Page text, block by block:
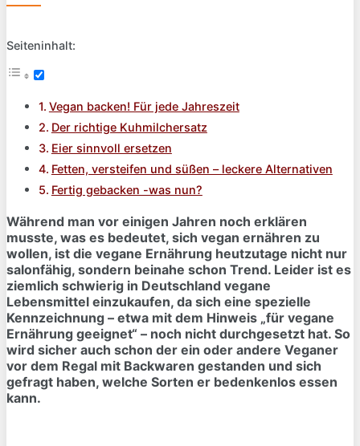
Seiteninhalt:
Vegan backen! Für jede Jahreszeit
Der richtige Kuhmilchersatz
Eier sinnvoll ersetzen
Fetten, versteifen und süßen – leckere Alternativen
Fertig gebacken -was nun?
Während man vor einigen Jahren noch erklären
musste, was es bedeutet, sich vegan ernähren zu
wollen, ist die vegane Ernährung heutzutage nicht nur
salonfähig, sondern beinahe schon Trend. Leider ist es
ziemlich schwierig in Deutschland vegane
Lebensmittel einzukaufen, da sich eine spezielle
Kennzeichnung – etwa mit dem Hinweis „für vegane
Ernährung geeignet“ – noch nicht durchgesetzt hat. So
wird sicher auch schon der ein oder andere Veganer
vor dem Regal mit Backwaren gestanden und sich
gefragt haben, welche Sorten er bedenkenlos essen
kann.